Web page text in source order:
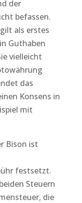
der
befassen.
als erstes
Guthaben
vielleicht
das
Konsens in
mit
Bison ist
festsetzt.
Steuern
die